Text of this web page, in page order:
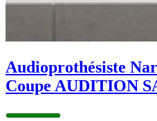
Audioprothésiste
Coupe AUDITION